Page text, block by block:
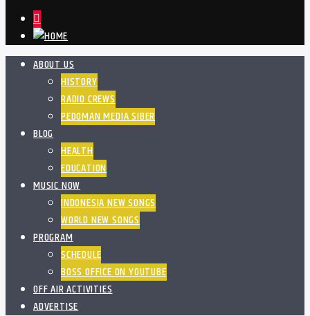
ABOUT US
HISTORY
RADIO CREWS
PEDOMAN MEDIA SIBER
BLOG
HEALTH
EDUCATION
MUSIC NOW
INDONESIA NEW SONGS
WORLD NEW SONGS
PROGRAM
SCHEDULE
BOSS OFFICE ON YOUTUBE
OFF AIR ACTIVITIES
ADVERTISE